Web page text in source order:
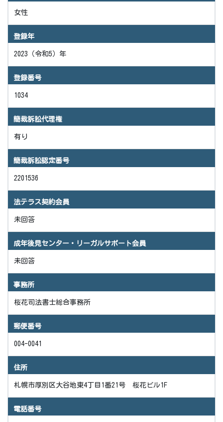
女性
登録年
2023（令和5）年
登録番号
1034
簡裁訴訟代理権
有り
簡裁訴訟認定番号
2201536
法テラス契約会員
未回答
成年後見センター・リーガルサポート会員
未回答
事務所
桜花司法書士総合事務所
郵便番号
004-0041
住所
札幌市厚別区大谷地東4丁目1番21号 桜花ビル1F
電話番号